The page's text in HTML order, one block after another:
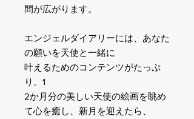
間が広がります。
エンジェルダイアリーには、あなた
の願いを天使と一緒に
叶えるためのコンテンツがたっぷ
り。1
2か月分の美しい天使の絵画を眺め
て心を癒し、新月を迎えたら、